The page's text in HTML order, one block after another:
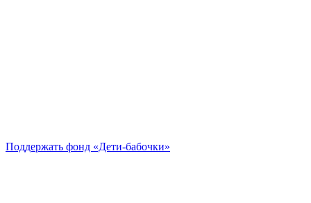
Поддержать фонд «Дети-бабочки»